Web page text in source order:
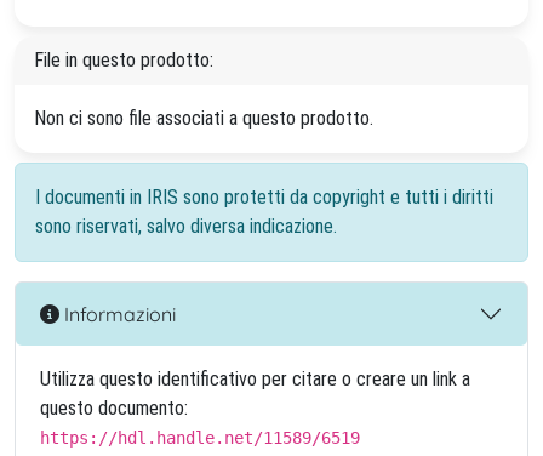
File in questo prodotto:
Non ci sono file associati a questo prodotto.
I documenti in IRIS sono protetti da copyright e tutti i diritti
sono riservati, salvo diversa indicazione.
Informazioni
Utilizza questo identificativo per citare o creare un link a
questo documento:
https://hdl.handle.net/11589/6519